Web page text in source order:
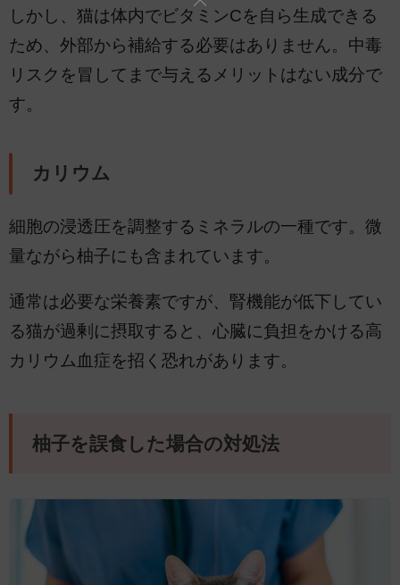
しかし、猫は体内でビタミンCを自ら生成できる
ため、外部から補給する必要はありません。中毒
リスクを冒してまで与えるメリットはない成分で
す。
カリウム
細胞の浸透圧を調整するミネラルの一種です。微
量ながら柚子にも含まれています。
通常は必要な栄養素ですが、腎機能が低下してい
る猫が過剰に摂取すると、心臓に負担をかける高
カリウム血症を招く恐れがあります。
柚子を誤食した場合の対処法